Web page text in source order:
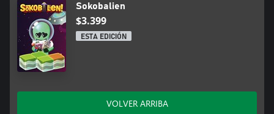
Sokobalien
$3.399
ESTA EDICIÓN
VOLVER ARRIBA